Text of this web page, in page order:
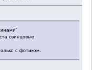
свинцовые
с фотиком.